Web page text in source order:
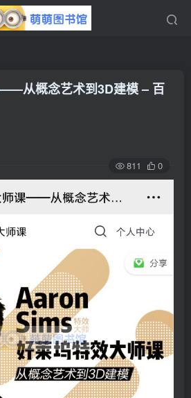
从概念艺术到3D建模 – 百
811 0